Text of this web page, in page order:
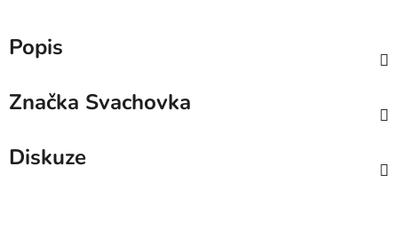
Popis
Značka Svachovka
Diskuze